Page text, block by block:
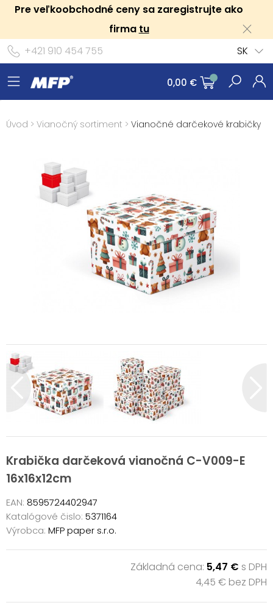
Pre veľkoobchodné ceny sa zaregistrujte ako
firma tu
+421 910 454 755
SK
0,00 €
Úvod > Vianočný sortiment > Vianočné darčekové krabičky
Krabička darčeková vianočná C-V009-E
16x16x12cm
EAN: 8595724402947
Katalógové čislo: 5371164
Výrobca: MFP paper s.r.o.
Základná cena: 5,47 € s DPH
4,45 € bez DPH